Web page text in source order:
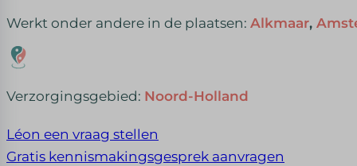
Werkt onder andere in de plaatsen: Alkmaar,
Verzorgingsgebied: Noord-Holland
Léon een vraag stellen
Gratis kennismakingsgesprek aanvragen